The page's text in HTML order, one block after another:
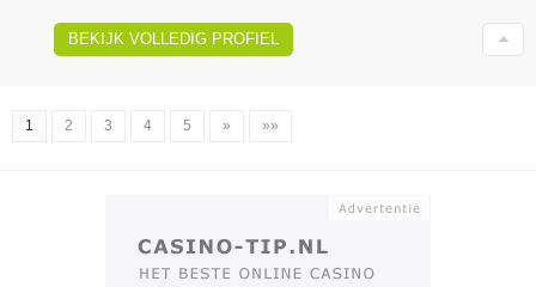
BEKIJK VOLLEDIG PROFIEL
1 2 3 4 5 » »»